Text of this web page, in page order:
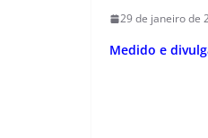
29 de janeiro de
Medido e